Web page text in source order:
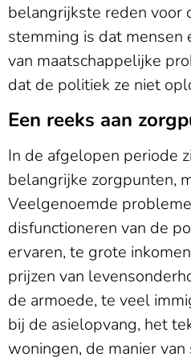
belangrijkste reden voor
stemming is dat mensen
van maatschappelijke
dat de politiek ze niet
Een reeks aan
In de afgelopen periode
belangrijke zorgpunten,
Veelgenoemde
disfunctioneren van de
ervaren, te grote
prijzen van
de armoede, te veel
bij de asielopvang, het
woningen, de manier